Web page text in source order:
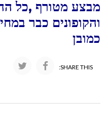
מבצע מטורף ,כל
והקופונים כבר
כמובן
SHARE THIS: